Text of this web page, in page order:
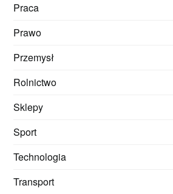
Praca
Prawo
Przemysł
Rolnictwo
Sklepy
Sport
Technologia
Transport